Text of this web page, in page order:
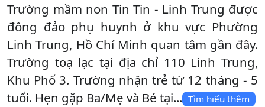
Trường mầm non Tin Tin - Linh Trung được
đông đảo phụ huynh ở khu vực Phường
Linh Trung, Hồ Chí Minh quan tâm gần đây.
Trường toạ lạc tại địa chỉ 110 Linh Trung,
Khu Phố 3. Trường nhận trẻ từ 12 tháng - 5
tuổi. Hẹn gặp Ba/Mẹ và Bé tại... Tìm hiểu thêm